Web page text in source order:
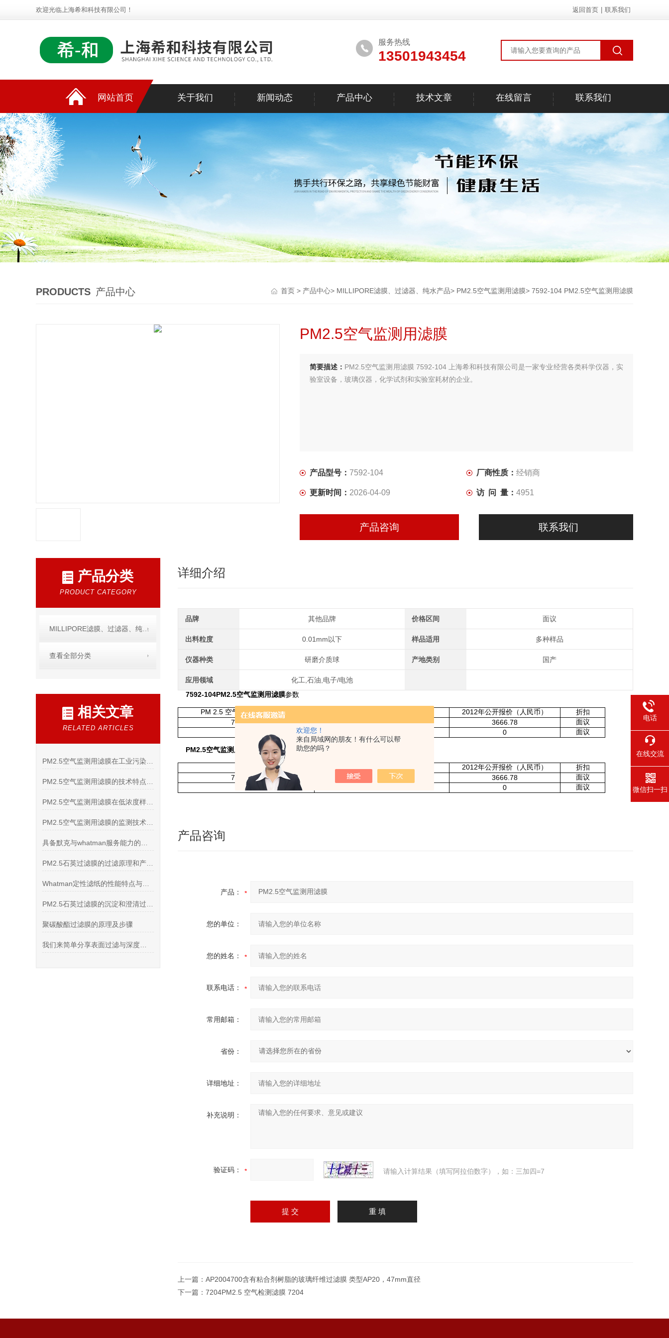
欢迎您！
来自局域网的朋友！有什么可以帮
助您的吗？
欢迎光临上海希和科技有限公司！ 返回首页 联系我们
服务热线
13501943454
网站首页 关于我们 新闻动态 产品中心 技术文章 在线留言 联系我们
PRODUCTS 产品中心 首页 > 产品中心> MILLIPORE滤膜、过滤器、纯水产品> PM2.5空气监测用滤膜> 7592-104 PM2.5空气监测用滤膜
PM2.5空气监测用滤膜
简要描述： PM2.5空气监测用滤膜 7592-104 上海希和科技有限公司是一家专业经营各类科学仪器，实
验室设备，玻璃仪器，化学试剂和实验室耗材的企业。
产品型号： 7592-104 厂商性质： 经销商
更新时间： 2026-04-09 访 问 量： 4951
产品咨询 联系我们
产品分类
PRODUCT CATEGORY
MILLIPORE滤膜、过滤器、纯水产品
查看全部分类
相关文章
RELATED ARTICLES
聚碳酸酯过滤膜的原理及步骤
详细介绍
品牌 其他品牌 价格区间 面议
出料粒度 0.01mm以下 样品适用 多种样品
仪器种类 研磨介质球 产地类别 国产
应用领域
化工,石油,电子/电池
7592-104PM2.5空气监测用滤膜参数
PM 2.5 空气监测用滤膜 货号 2012年公开报价（人民币）
折扣
7592-104
PM 2.5 PTFE W/PP RING 50/PK 3666.78
面议
0 面议
PM2.5空气监测用滤膜 ：
2012年公开报价（人民币）
折扣
7592-104
PM 2.5 PTFE W/PP RING 50/PK 3666.78
面议
0 面议
产品咨询
产品：
您的单位：
您的姓名：
联系电话：
常用邮箱：
省份：
详细地址：
补充说明：
验证码： 请输入计算结果（填写阿拉伯数字），如：三加四=7
上一篇： AP2004700含有粘合剂树脂的玻璃纤维过滤膜 类型AP20，47mm直径
下一篇： 7204PM2.5 空气检测滤膜 7204
电话
在线交流
微信扫一扫